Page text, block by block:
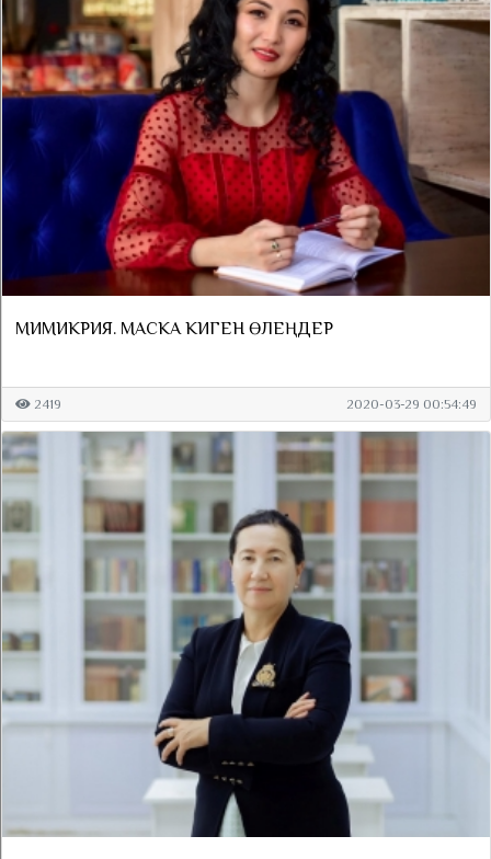
МИМИКРИЯ. МАСКА КИГЕН ӨЛЕҢДЕР
2419 2020-03-29 00:54:49